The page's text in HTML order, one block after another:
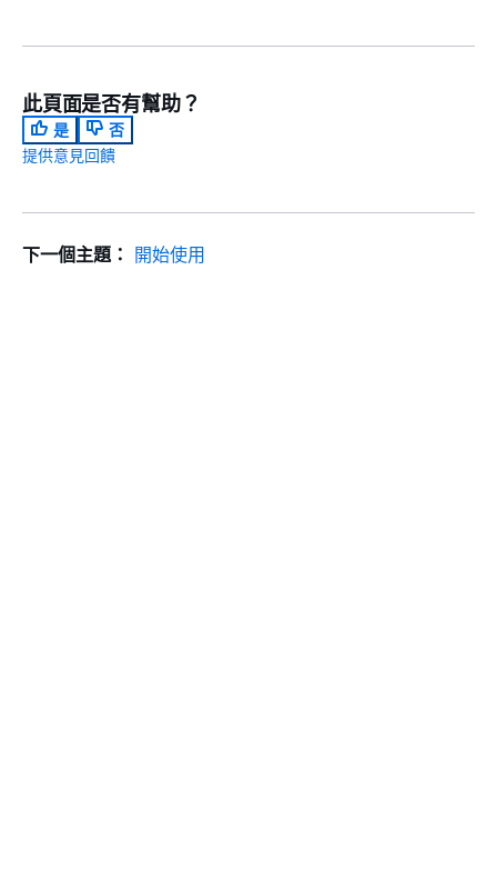
此頁面是否有幫助？
是
否
提供意見回饋
下一個主題： 開始使用